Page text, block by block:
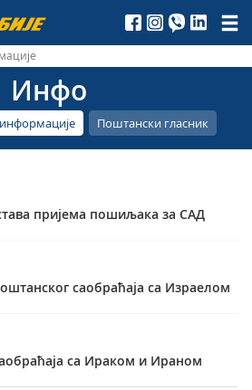
Инфо
Поштански гласник
пријема пошиљака за САД
саобраћаја са Израелом
са Ираком и Ираном